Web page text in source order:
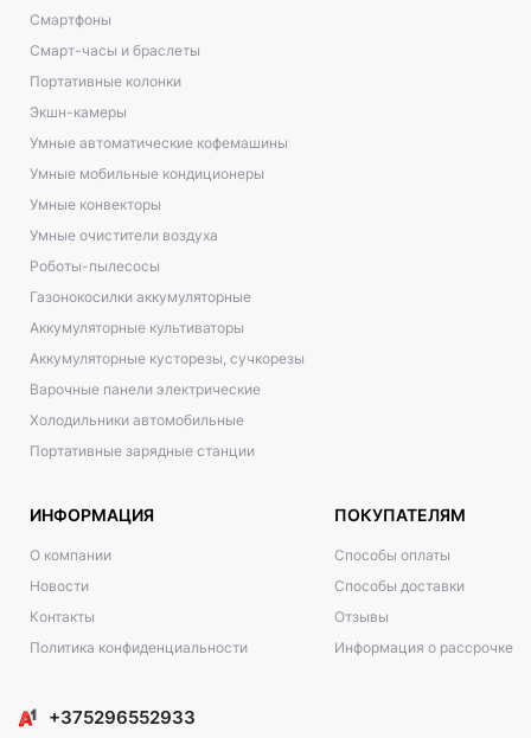
Смартфоны
Смарт-часы и браслеты
Портативные колонки
Экшн-камеры
Умные автоматические кофемашины
Умные мобильные кондиционеры
Умные конвекторы
Умные очистители воздуха
Роботы-пылесосы
Газонокосилки аккумуляторные
Аккумуляторные культиваторы
Аккумуляторные кусторезы, сучкорезы
Варочные панели электрические
Холодильники автомобильные
Портативные зарядные станции
ИНФОРМАЦИЯ
О компании
Новости
Контакты
Политика конфиденциальности
ПОКУПАТЕЛЯМ
Способы оплаты
Способы доставки
Отзывы
Информация о рассрочке
+375296552933